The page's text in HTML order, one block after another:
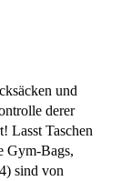
und
derer
Lasst Taschen
Gym-Bags,
sind von